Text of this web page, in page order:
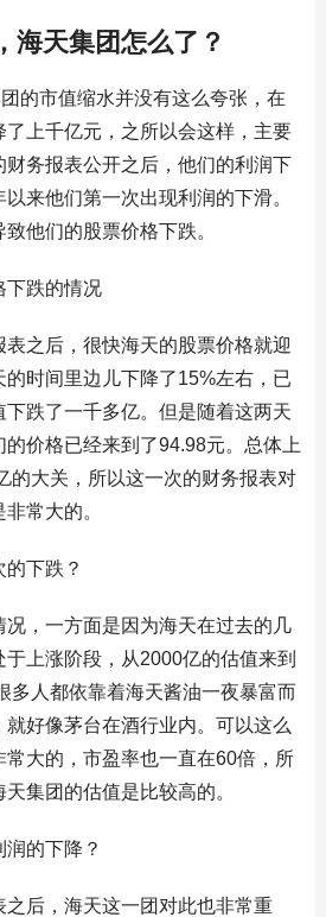
海天集团怎么了？
的市值缩水并没有这么夸张，在
了上千亿元，之所以会这样，主要
财务报表公开之后，他们的利润下
来他们第一次出现利润的下滑。
他们的股票价格下跌。
下跌的情况
之后，很快海天的股票价格就迎
时间里边儿下降了15%左右，已
跌了一千多亿。但是随着这两天
价格已经来到了94.98元。总体上
的大关，所以这一次的财务报表对
常大的。
下跌？
况，一方面是因为海天在过去的几
上涨阶段，从2000亿的估值来到
多人都依靠着海天酱油一夜暴富而
好像茅台在酒行业内。可以这么
大的，市盈率也一直在60倍，所
集团的估值是比较高的。
的下降？
后，海天这一团对此也非常重